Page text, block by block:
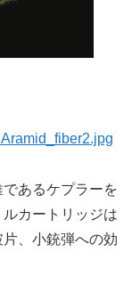
あるケプラーを
カートリッジは
、小銃弾への効